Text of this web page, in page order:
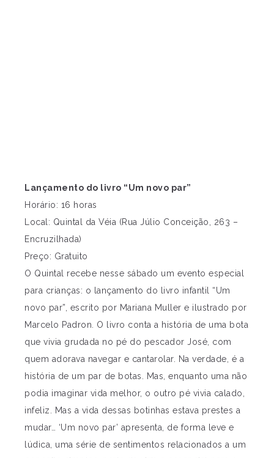
Lançamento do livro “Um novo par”
Horário: 16 horas
Local: Quintal da Véia (Rua Júlio Conceição, 263 –
Encruzilhada)
Preço: Gratuito
O Quintal recebe nesse sábado um evento especial
para crianças: o lançamento do livro infantil “Um
novo par”, escrito por Mariana Muller e ilustrado por
Marcelo Padron. O livro conta a história de uma bota
que vivia grudada no pé do pescador José, com
quem adorava navegar e cantarolar. Na verdade, é a
história de um par de botas. Mas, enquanto uma não
podia imaginar vida melhor, o outro pé vivia calado,
infeliz. Mas a vida dessas botinhas estava prestes a
mudar… ‘Um novo par’ apresenta, de forma leve e
lúdica, uma série de sentimentos relacionados a um